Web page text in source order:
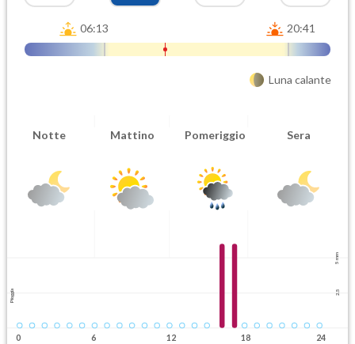
06:13 20:41
Luna calante
Notte Mattino Pomeriggio Sera
5 mm
2.5
Pioggia
0 6 12 18 24